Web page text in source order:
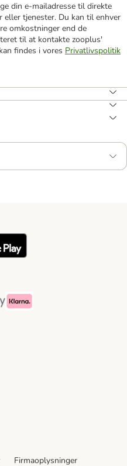
din e-mailadresse til direkte
eller tjenester. Du kan til enhver
omkostninger end de
til at kontakte zooplus'
findes i vores Privatlivspolitik
Method
Pay Payment Method
Klarna Payment Method
Firmaoplysninger